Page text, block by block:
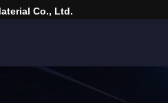
Co., Ltd.